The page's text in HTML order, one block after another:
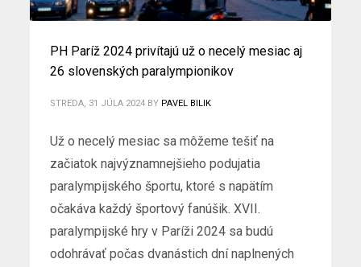
PH Paríž 2024 privítajú už o necelý mesiac aj
26 slovenských paralympionikov
STREDA, 31 JÚLA 2024 BY PAVEL BILIK
Už o necelý mesiac sa môžeme tešiť na
začiatok najvýznamnejšieho podujatia
paralympijského športu, ktoré s napätím
očakáva každý športový fanúšik. XVII.
paralympijské hry v Paríži 2024 sa budú
odohrávať počas dvanástich dní naplnených